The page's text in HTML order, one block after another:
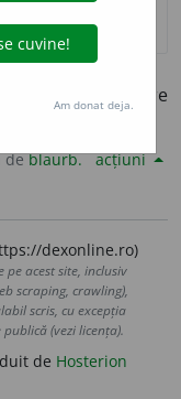
retorică prin care
dea a înțelege.
deblaurb. acțiuni
dexonline.ro)
acest site, inclusiv
scraping, crawling),
scris, cu excepția
(vezi licența).
de Hosterion
Am donat deja.